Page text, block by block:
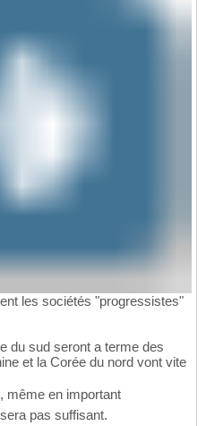
les sociétés "progressistes"
du sud seront a terme des
et la Corée du nord vont vite
même en important
pas suffisant.